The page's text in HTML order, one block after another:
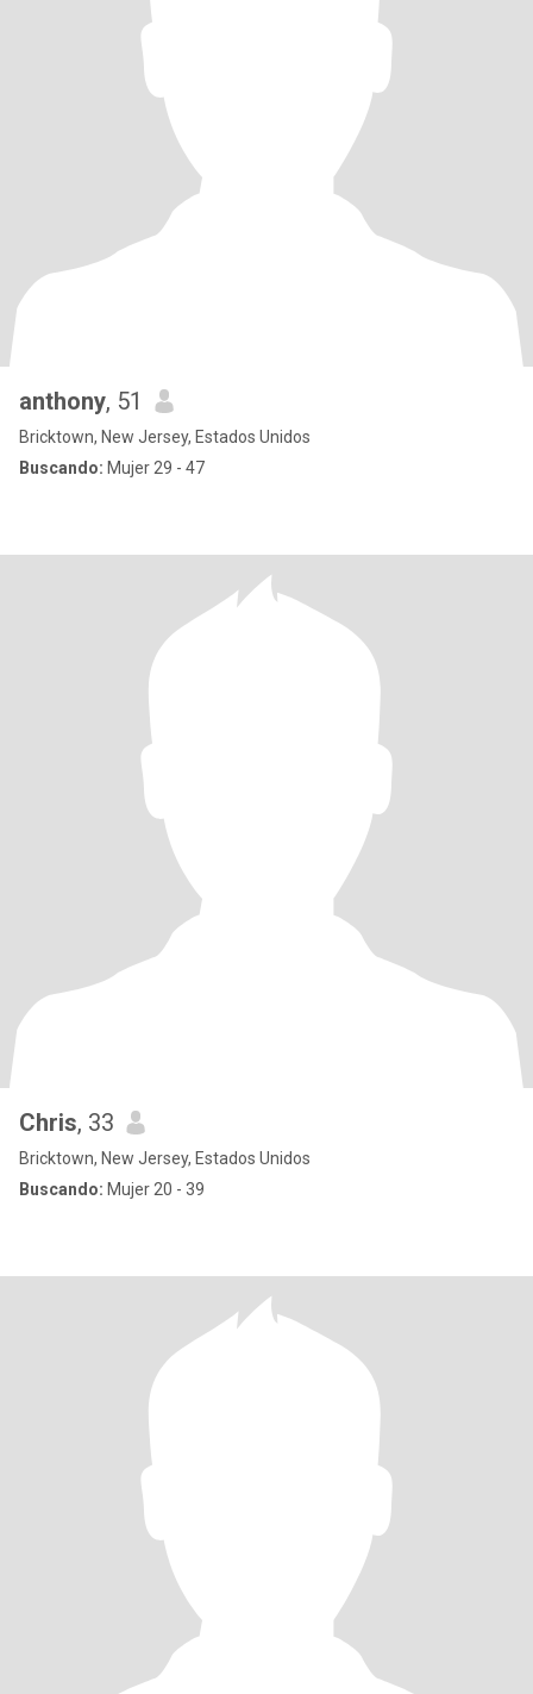
anthony, 51
Bricktown, New Jersey, Estados Unidos
Buscando: Mujer 29 - 47
Chris, 33
Bricktown, New Jersey, Estados Unidos
Buscando: Mujer 20 - 39